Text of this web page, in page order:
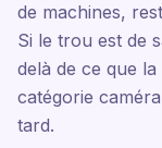
de machines,
Si le trou est de
delà de ce que
catégorie
tard.